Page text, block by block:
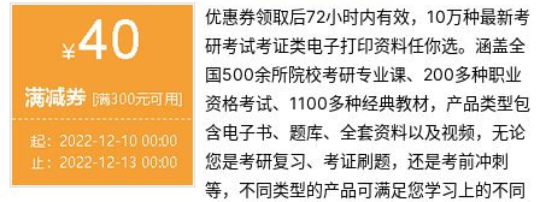
优惠券领取后72小时内有效，10万种最新考
研考试考证类电子打印资料任你选。涵盖全
国500余所院校考研专业课、200多种职业
资格考试、1100多种经典教材，产品类型包
含电子书、题库、全套资料以及视频，无论
您是考研复习、考证刷题，还是考前冲刺
等，不同类型的产品可满足您学习上的不同